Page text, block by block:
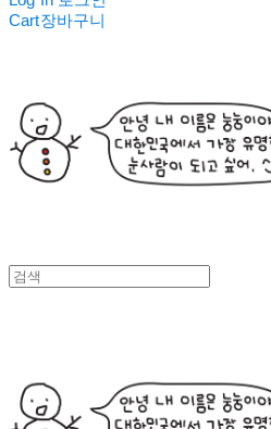
Cart장바구니